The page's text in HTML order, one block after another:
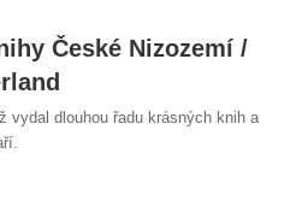
České Nizozemí /
vydal dlouhou řadu krásných knih a